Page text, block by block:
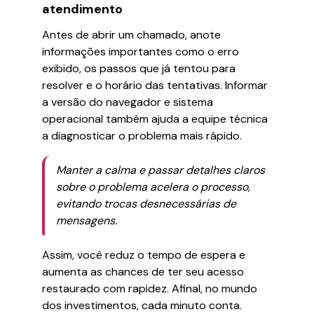
atendimento
Antes de abrir um chamado, anote
informações importantes como o erro
exibido, os passos que já tentou para
resolver e o horário das tentativas. Informar
a versão do navegador e sistema
operacional também ajuda a equipe técnica
a diagnosticar o problema mais rápido.
Manter a calma e passar detalhes claros
sobre o problema acelera o processo,
evitando trocas desnecessárias de
mensagens.
Assim, você reduz o tempo de espera e
aumenta as chances de ter seu acesso
restaurado com rapidez. Afinal, no mundo
dos investimentos, cada minuto conta.